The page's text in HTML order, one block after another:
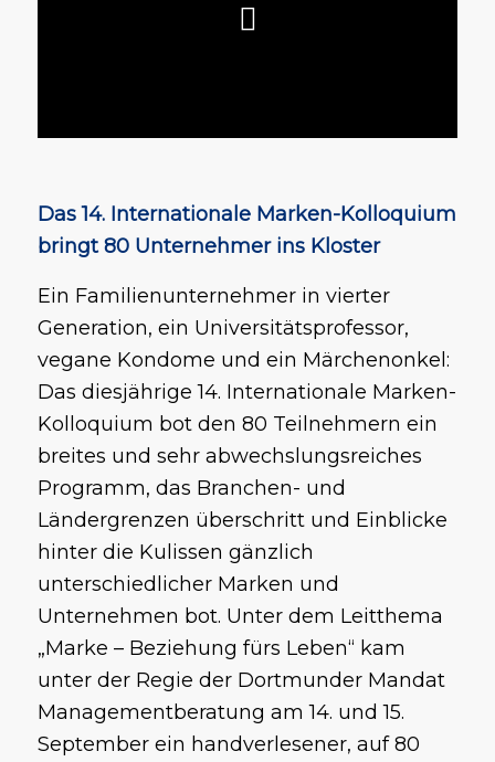
Das 14. Internationale Marken-Kolloquium
bringt 80 Unternehmer ins Kloster
Ein Familienunternehmer in vierter
Generation, ein Universitätsprofessor,
vegane Kondome und ein Märchenonkel:
Das diesjährige 14. Internationale Marken-
Kolloquium bot den 80 Teilnehmern ein
breites und sehr abwechslungsreiches
Programm, das Branchen- und
Ländergrenzen überschritt und Einblicke
hinter die Kulissen gänzlich
unterschiedlicher Marken und
Unternehmen bot. Unter dem Leitthema
„Marke – Beziehung fürs Leben“ kam
unter der Regie der Dortmunder Mandat
Managementberatung am 14. und 15.
September ein handverlesener, auf 80